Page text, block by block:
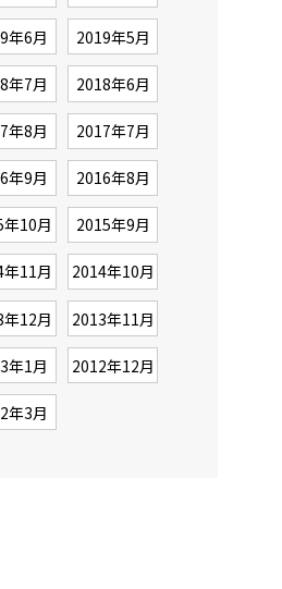
年6月 2019年5月
年7月 2018年6月
年8月 2017年7月
年9月 2016年8月
10月 2015年9月
11月 2014年10月
12月 2013年11月
年1月 2012年12月
年3月